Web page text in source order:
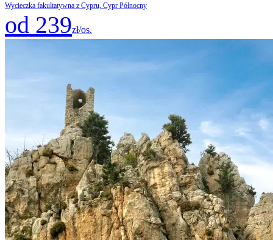
Wycieczka fakultatywna z Cypru, Cypr Północny
od 239zł/os.